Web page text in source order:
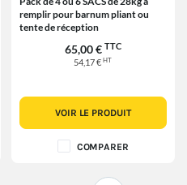
remplir pour barnum pliant ou
tente de réception
65,00 € TTC
54,17 €HT
VOIR LE PRODUIT
COMPARER